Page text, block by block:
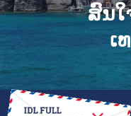
ສົນ
ເ